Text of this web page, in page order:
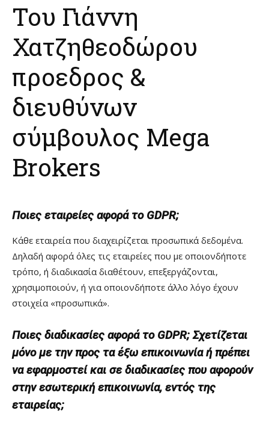
Του Γιάννη
Χατζηθεοδώρου
προεδρος &
διευθύνων
σύμβουλος Mega
Brokers
Ποιες εταιρείες αφορά το GDPR;
Κάθε εταιρεία που διαχειρίζεται προσωπικά δεδομένα.
Δηλαδή αφορά όλες τις εταιρείες που με οποιονδήποτε
τρόπο, ή διαδικασία διαθέτουν, επεξεργάζονται,
χρησιμοποιούν, ή για οποιονδήποτε άλλο λόγο έχουν
στοιχεία «προσωπικά».
Ποιες διαδικασίες αφορά το GDPR; Σχετίζεται
μόνο με την προς τα έξω επικοινωνία ή πρέπει
να εφαρμοστεί και σε διαδικασίες που αφορούν
στην εσωτερική επικοινωνία, εντός της
εταιρείας;